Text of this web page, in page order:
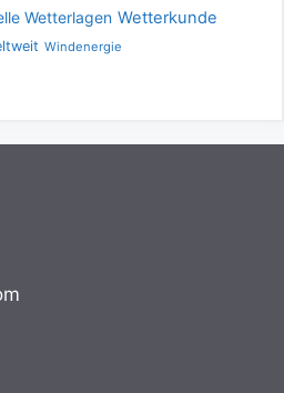
Wetterlagen Wetterkunde
Windenergie